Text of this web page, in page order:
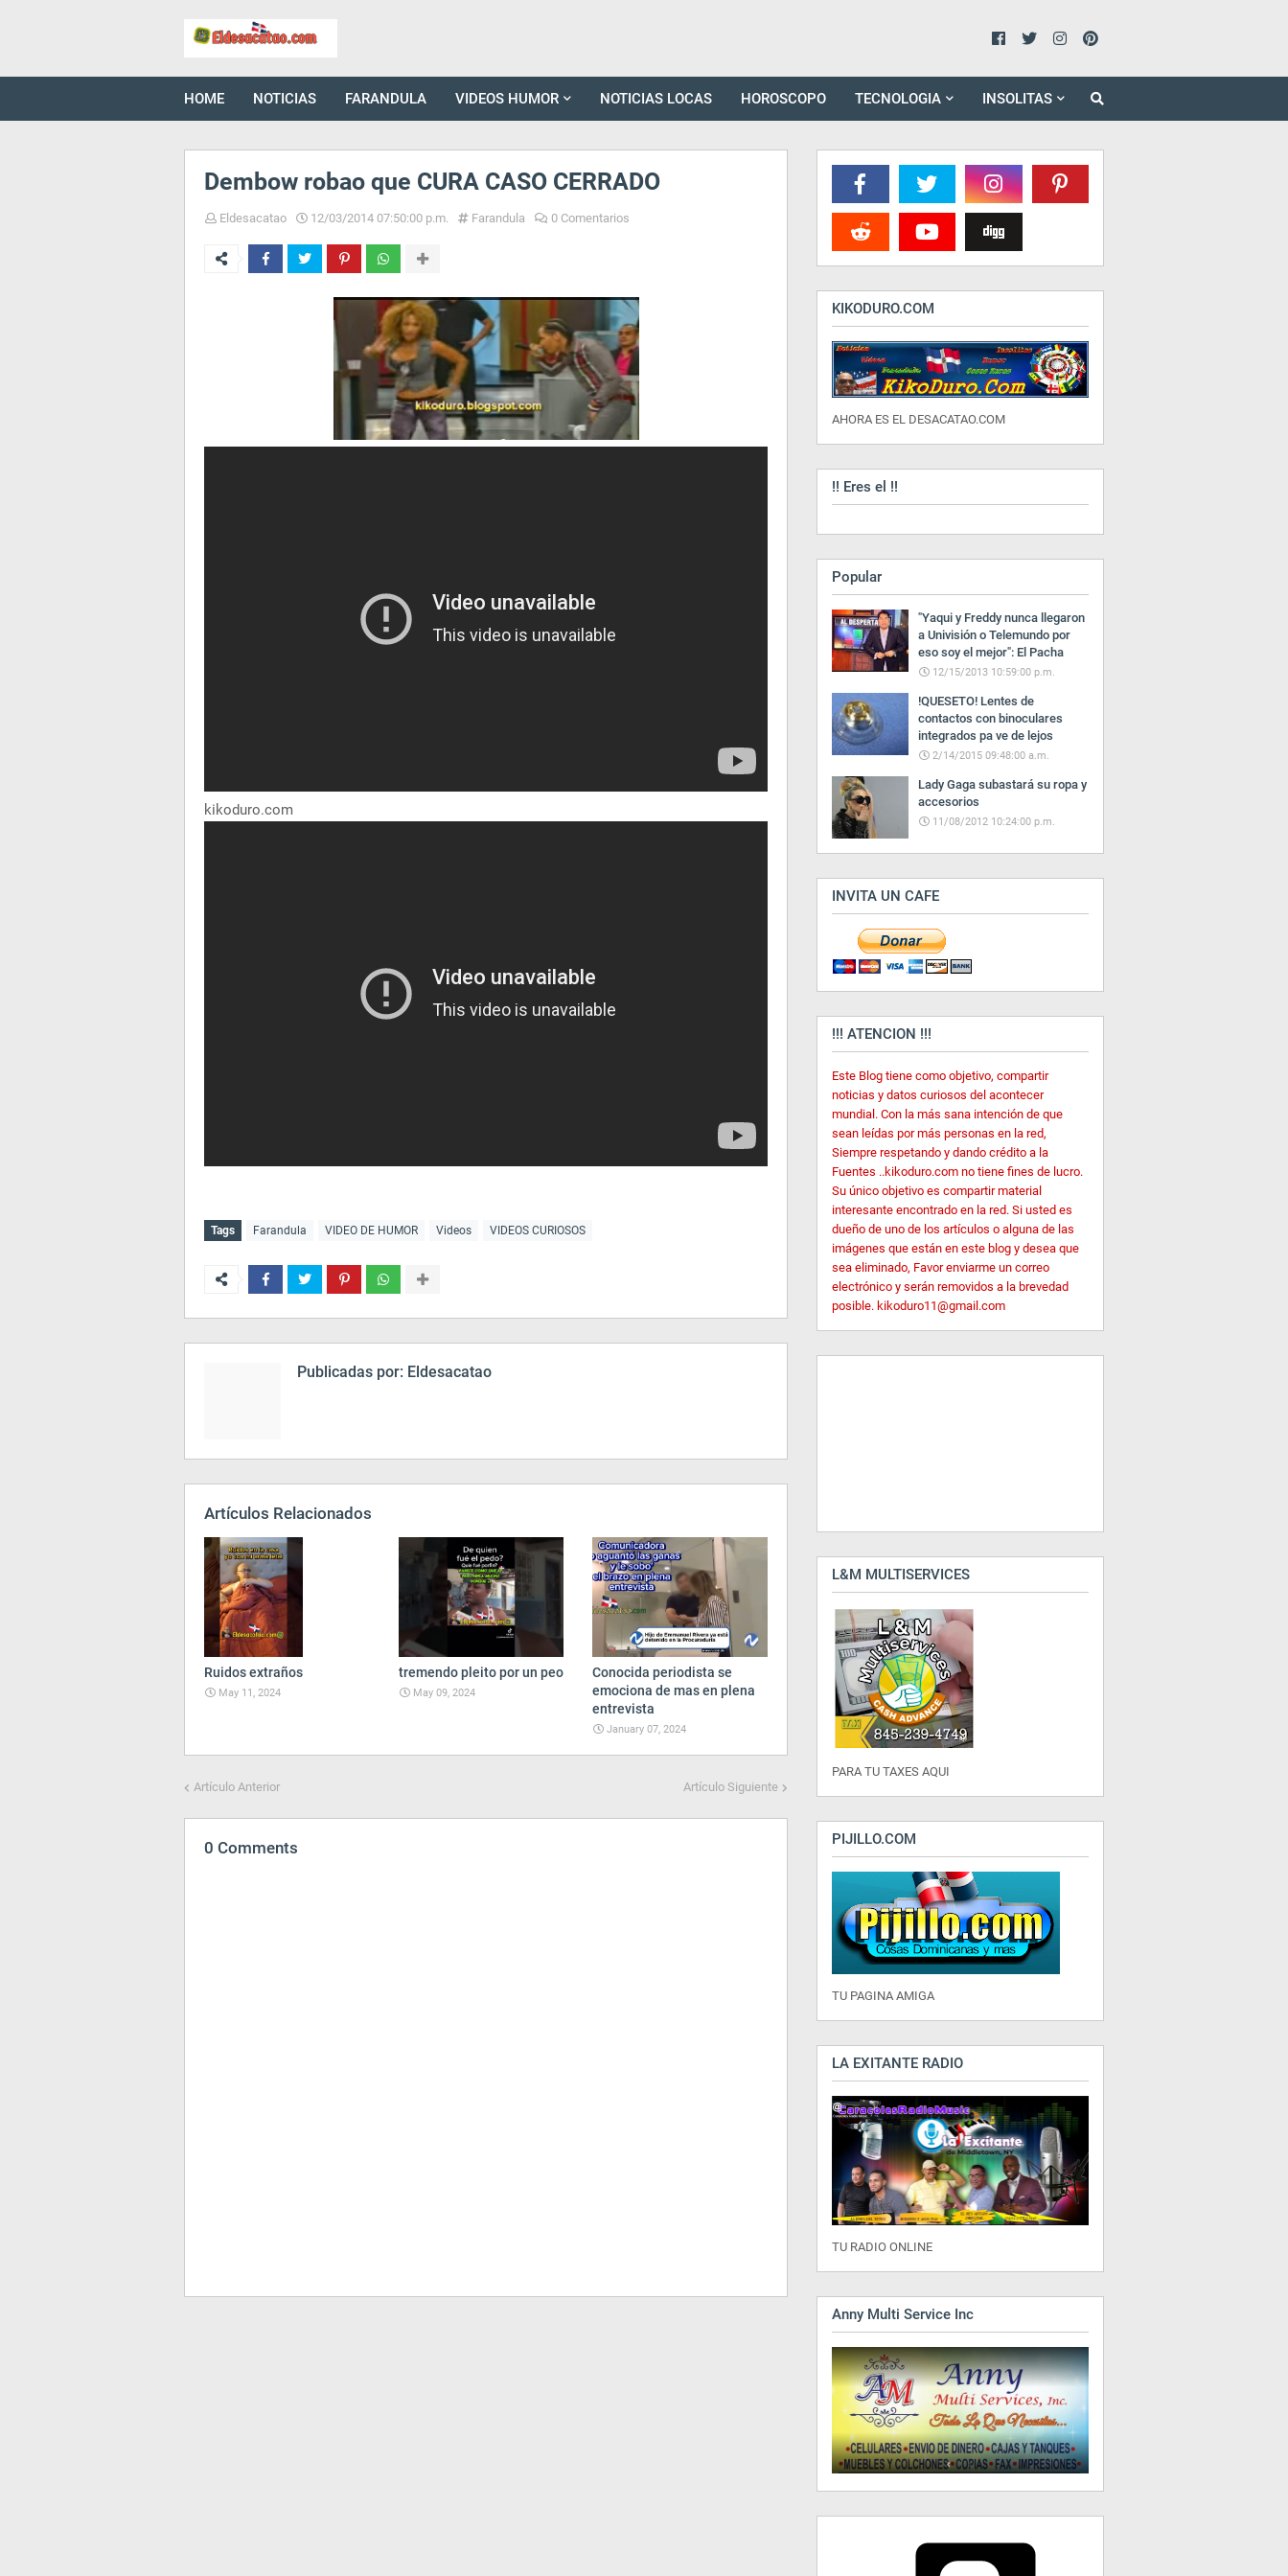
HOME NOTICIAS FARANDULA VIDEOS HUMOR NOTICIAS LOCAS HOROSCOPO TECNOLOGIA INSOLITAS
Dembow robao que CURA CASO CERRADO
Eldesacatao 12/03/2014 07:50:00 p.m. Farandula 0 Comentarios
kikoduro.com
Tags Farandula VIDEO DE HUMOR Videos VIDEOS CURIOSOS
Publicadas por: Eldesacatao
Artículos Relacionados
Ruidos extraños
May 11, 2024
tremendo pleito por un peo
May 09, 2024
Conocida periodista se
emociona de mas en plena
entrevista
January 07, 2024
Artículo Anterior Artículo Siguiente
0 Comments
KIKODURO.COM
AHORA ES EL DESACATAO.COM
!! Eres el !!
Popular
"Yaqui y Freddy nunca llegaron
a Univisión o Telemundo por
eso soy el mejor": El Pacha
12/15/2013 10:59:00 p.m.
!QUESETO! Lentes de
contactos con binoculares
integrados pa ve de lejos
2/14/2015 09:48:00 a.m.
Lady Gaga subastará su ropa y
accesorios
11/08/2012 10:24:00 p.m.
INVITA UN CAFE
!!! ATENCION !!!
Este Blog tiene como objetivo, compartir
noticias y datos curiosos del acontecer
mundial. Con la más sana intención de que
sean leídas por más personas en la red,
Siempre respetando y dando crédito a la
Fuentes ..kikoduro.com no tiene fines de lucro.
Su único objetivo es compartir material
interesante encontrado en la red. Si usted es
dueño de uno de los artículos o alguna de las
imágenes que están en este blog y desea que
sea eliminado, Favor enviarme un correo
electrónico y serán removidos a la brevedad
posible. kikoduro11@gmail.com
L&M MULTISERVICES
PARA TU TAXES AQUI
PIJILLO.COM
TU PAGINA AMIGA
LA EXITANTE RADIO
TU RADIO ONLINE
Anny Multi Service Inc